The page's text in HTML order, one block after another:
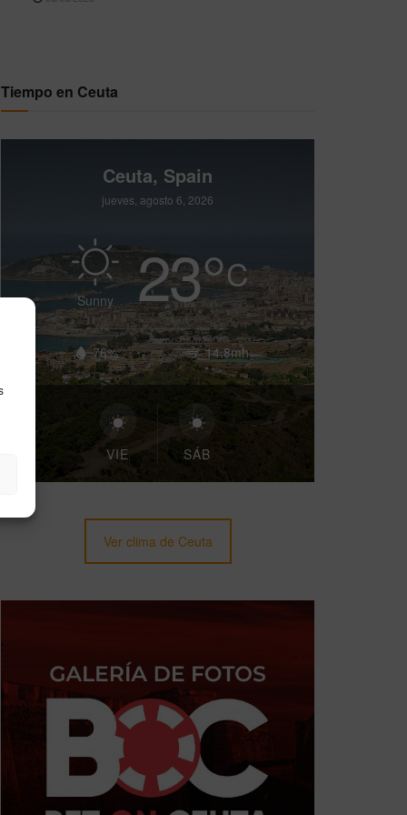
Tiempo en Ceuta
Ceuta, Spain
jueves, agosto 6, 2026
Sunny 23°C
76% 14.8mh
VIE SÁB
Ver clima de Ceuta